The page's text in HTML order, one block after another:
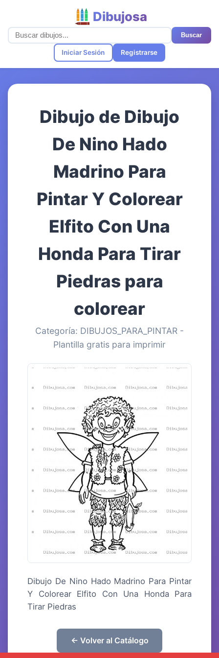
Dibujosa
Buscar
Iniciar Sesión Registrarse
Dibujo de Dibujo
De Nino Hado
Madrino Para
Pintar Y Colorear
Elfito Con Una
Honda Para Tirar
Piedras para
colorear
Categoría: DIBUJOS_PARA_PINTAR -
Plantilla gratis para imprimir
Dibujo De Nino Hado Madrino Para Pintar
Y Colorear Elfito Con Una Honda Para
Tirar Piedras
← Volver al Catálogo